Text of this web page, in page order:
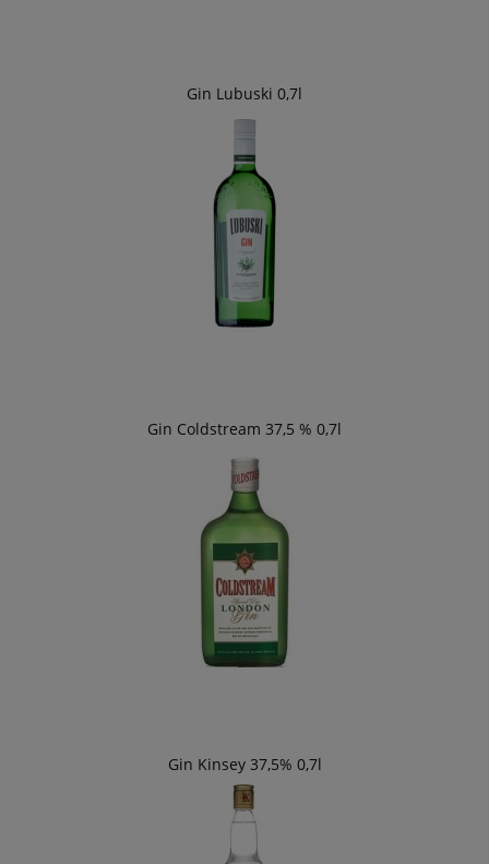
Gin Lubuski 0,7l
Gin Coldstream 37,5 % 0,7l
Gin Kinsey 37,5% 0,7l